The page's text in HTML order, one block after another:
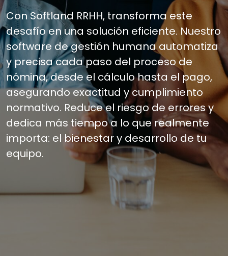
Con Softland RRHH, transforma este
desafío en una solución eficiente. Nuestro
software de gestión humanaautomatiza
y precisa cada paso del proceso de
nómina, desde el cálculo hasta el pago,
asegurando exactitud y cumplimiento
normativo. Reduce el riesgo de errores y
dedica más tiempo a lo que realmente
importa: el bienestar y desarrollo de tu
equipo.